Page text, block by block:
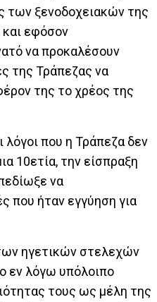
ξενοδοχειακών της
και εφόσον
να προκαλέσουν
της Τράπεζας να
της το χρέος της
λόγοι που η Τράπεζα δεν
10ετία, την είσπραξη
να
που ήταν εγγύηση για
ηγετικών στελεχών
εν λόγω υπόλοιπο
τους ως μέλη της